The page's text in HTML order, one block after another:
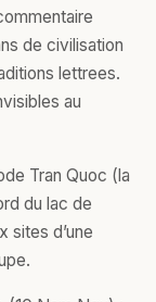
de civilisation
lettrees.
au
Tran Quoc (la
du lac de
sites d’une